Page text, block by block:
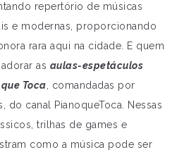
repertório de músicas
e modernas, proporcionando
rara aqui na cidade. E quem
as aulas-espetáculos
Toca, comandadas por
do canal PianoqueToca. Nessas
trilhas de games e
como a música pode ser